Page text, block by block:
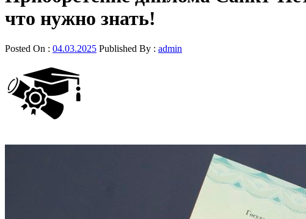
что нужно знать!
Posted On : 04.03.2025 Published By : admin